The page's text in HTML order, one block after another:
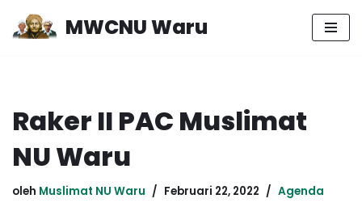
Lompat
MWCNU Waru
Raker II PAC Muslimat
NU Waru
oleh Muslimat NU Waru Februari 22, 2022 Agenda